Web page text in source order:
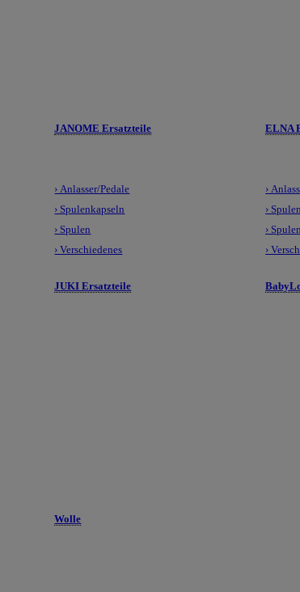
JANOME Ersatzteile
› Anlasser/Pedale
› Spulenkapseln
› Spulen
› Verschiedenes
ELNA
›
›
› Spulen
›
JUKI Ersatzteile
Wolle